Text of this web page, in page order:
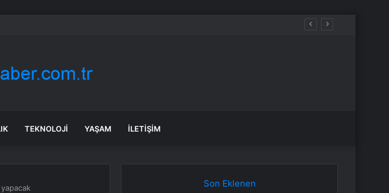
Etkiledi
TEKNOLOJI YAŞAM İLETIŞIM
Son Eklenen